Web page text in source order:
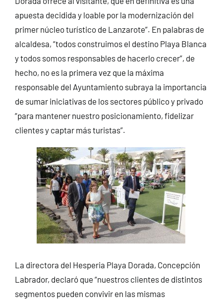
apuesta decidida y loable por la modernización del
primer núcleo turístico de Lanzarote”. En palabras de
alcaldesa, “todos construimos el destino Playa Blanca
y todos somos responsables de hacerlo crecer”, de
hecho, no es la primera vez que la máxima
responsable del Ayuntamiento subraya la importancia
de sumar iniciativas de los sectores público y privado
“para mantener nuestro posicionamiento, fidelizar
clientes y captar más turistas”.
La directora del Hesperia Playa Dorada, Concepción
Labrador, declaró que “nuestros clientes de distintos
segmentos pueden convivir en las mismas